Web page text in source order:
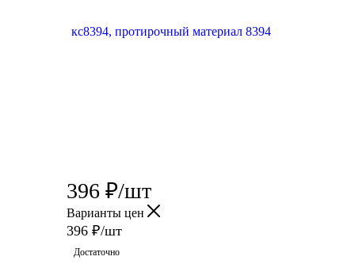
396 ₽/шт
Варианты цен
396 ₽/шт
Достаточно